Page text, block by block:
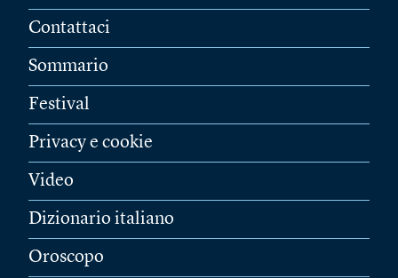
Contattaci
Sommario
Festival
Privacy e cookie
Video
Dizionario italiano
Oroscopo